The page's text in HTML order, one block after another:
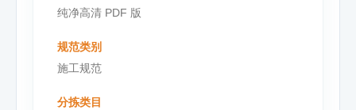
纯净高清 PDF 版
规范类别
施工规范
分拣类目